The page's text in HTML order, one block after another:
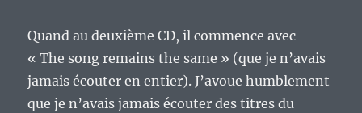
Quand au deuxième CD, il commence avec
« The song remains the same » (que je n’avais
jamais écouter en entier). J’avoue humblement
que je n’avais jamais écouter des titres du